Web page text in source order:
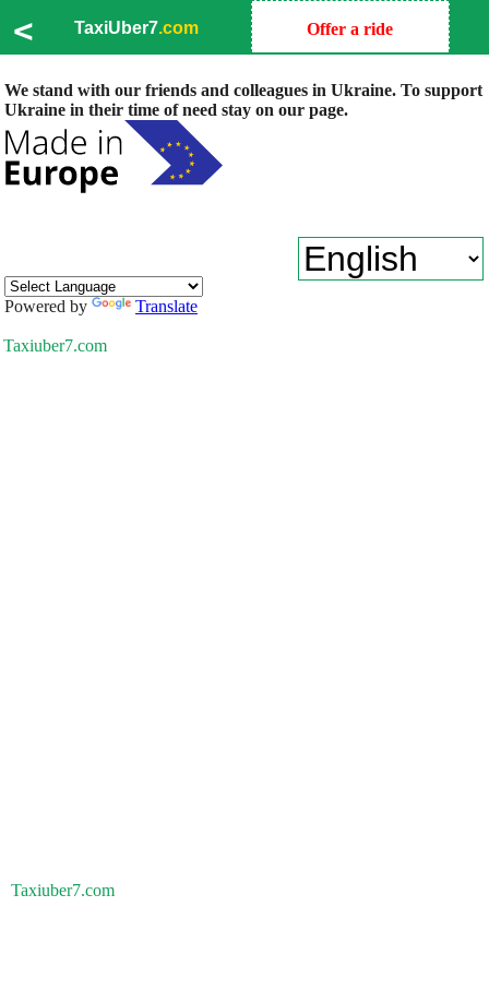
< TaxiUber7.com Offer a ride
We stand with our friends and colleagues in Ukraine. To support
Ukraine in their time of need stay on our page.
Powered by Translate
Taxiuber7.com
Taxiuber7.com